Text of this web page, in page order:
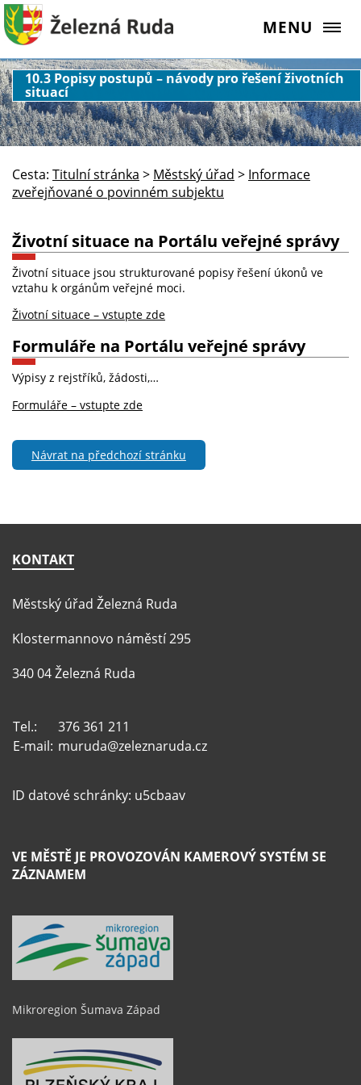
MENU
10.3 Popisy postupů – návody pro řešení životních
situací
Cesta: Titulní stránka > Městský úřad > Informace
zveřejňované o povinném subjektu
Životní situace na Portálu veřejné správy
Životní situace jsou strukturované popisy řešení úkonů ve
vztahu k orgánům veřejné moci.
Životní situace – vstupte zde
Formuláře na Portálu veřejné správy
Výpisy z rejstříků, žádosti,…
Formuláře – vstupte zde
Návrat na předchozí stránku
KONTAKT
Městský úřad Železná Ruda
Klostermannovo náměstí 295
340 04 Železná Ruda
Tel.:
376 361 211
E-mail: muruda@zeleznaruda.cz
ID datové schránky: u5cbaav
VE MĚSTĚ JE PROVOZOVÁN KAMEROVÝ SYSTÉM SE
ZÁZNAMEM
Mikroregion Šumava Západ